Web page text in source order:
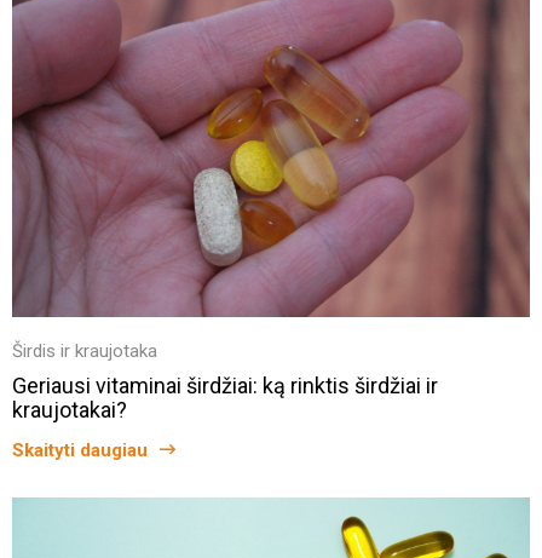
Širdis ir kraujotaka
Geriausi vitaminai širdžiai: ką rinktis širdžiai ir
kraujotakai?
Skaityti daugiau